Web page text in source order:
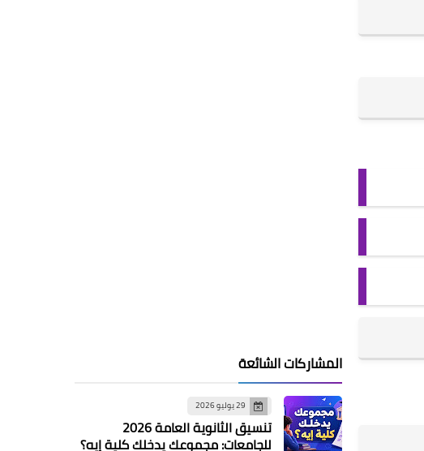
المشاركات الشائعة
29 يوليو 2026
تنسيق الثانوية العامة 2026
للجامعات: مجموعك يدخلك كلية إيه؟